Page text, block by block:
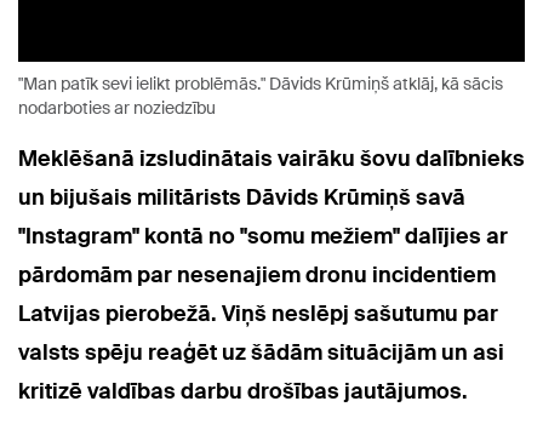
"Man patīk sevi ielikt problēmās." Dāvids Krūmiņš atklāj, kā sācis
nodarboties ar noziedzību
Meklēšanā izsludinātais vairāku šovu dalībnieks
un bijušais militārists Dāvids Krūmiņš savā
"Instagram" kontā no "somu mežiem" dalījies ar
pārdomām par nesenajiem dronu incidentiem
Latvijas pierobežā. Viņš neslēpj sašutumu par
valsts spēju reaģēt uz šādām situācijām un asi
kritizē valdības darbu drošības jautājumos.